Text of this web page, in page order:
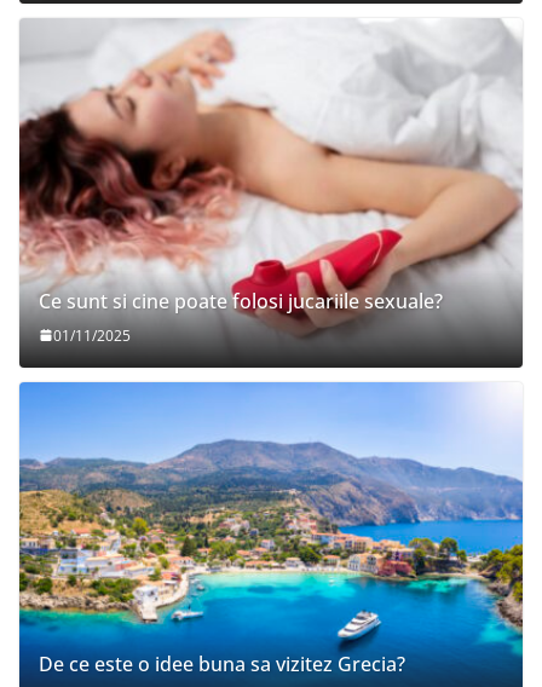
Ce sunt si cine poate folosi jucariile sexuale?
01/11/2025
De ce este o idee buna sa vizitez Grecia?